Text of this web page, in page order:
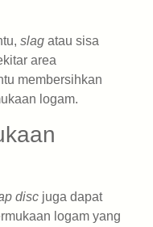
slag atau sisa
area
membersihkan
logam.
disc juga dapat
logam yang